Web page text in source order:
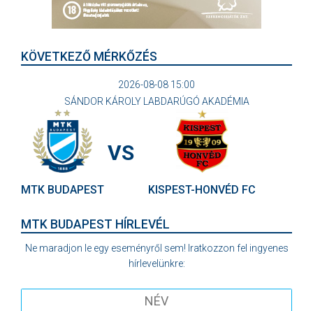
KÖVETKEZŐ MÉRKŐZÉS
2026-08-08 15:00
SÁNDOR KÁROLY LABDARÚGÓ AKADÉMIA
MTK BUDAPEST
VS
KISPEST-HONVÉD FC
MTK BUDAPEST HÍRLEVÉL
Ne maradjon le egy eseményről sem! Iratkozzon fel ingyenes
hírlevelünkre: